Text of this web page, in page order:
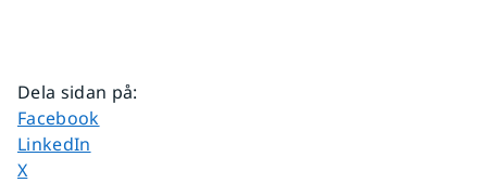
Dela sidan på:
Dela sidan på
Facebook
Dela sidan på
LinkedIn
Dela sidan på
X